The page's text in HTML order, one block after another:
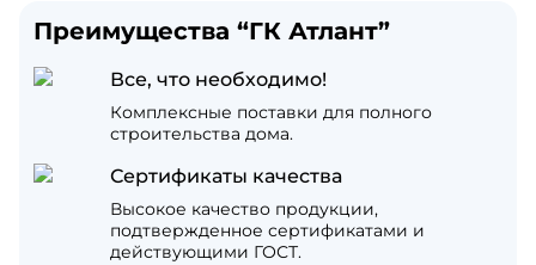
Преимущества “ГК Атлант”
Все, что необходимо!
Комплексные поставки для полного
строительства дома.
Сертификаты качества
Высокое качество продукции,
подтвержденное сертификатами и
действующими ГОСТ.